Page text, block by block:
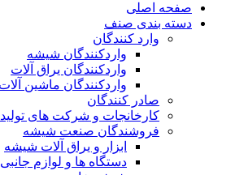
صفحه اصلی
دسته بندی صنف
وارد کنندگان
واردکنندگان شیشه
واردکنندگان یراق آلات
واردکنندگان ماشین
صادر کنندگان
کارخانجات و شرکت های
فروشندگان صنعت شیشه
ابزار و یراق آلات شیشه
دستگاه ها و لوازم